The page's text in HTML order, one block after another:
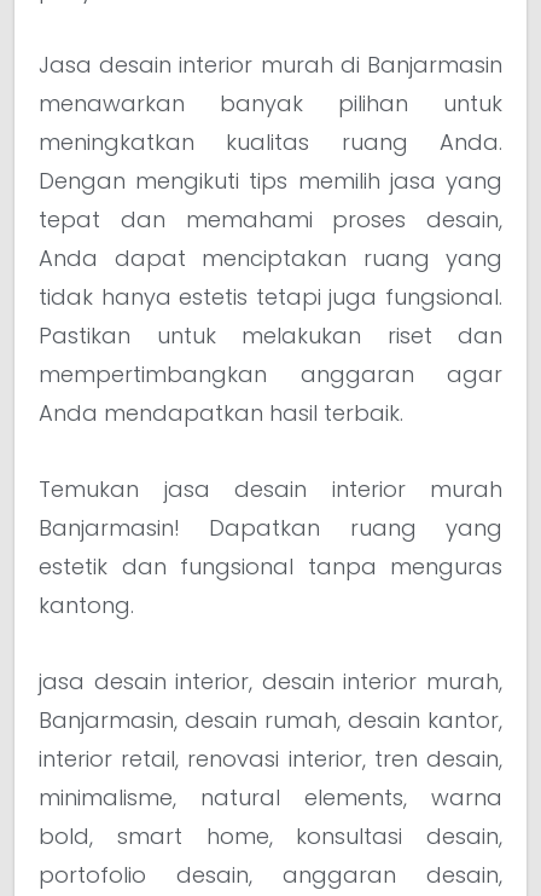
Jasa desain interior murah di Banjarmasin
menawarkan banyak pilihan untuk
meningkatkan kualitas ruang Anda.
Dengan mengikuti tips memilih jasa yang
tepat dan memahami proses desain,
Anda dapat menciptakan ruang yang
tidak hanya estetis tetapi juga fungsional.
Pastikan untuk melakukan riset dan
mempertimbangkan anggaran agar
Anda mendapatkan hasil terbaik.
Temukan jasa desain interior murah
Banjarmasin! Dapatkan ruang yang
estetik dan fungsional tanpa menguras
kantong.
jasa desain interior, desain interior murah,
Banjarmasin, desain rumah, desain kantor,
interior retail, renovasi interior, tren desain,
minimalisme, natural elements, warna
bold, smart home, konsultasi desain,
portofolio desain, anggaran desain,